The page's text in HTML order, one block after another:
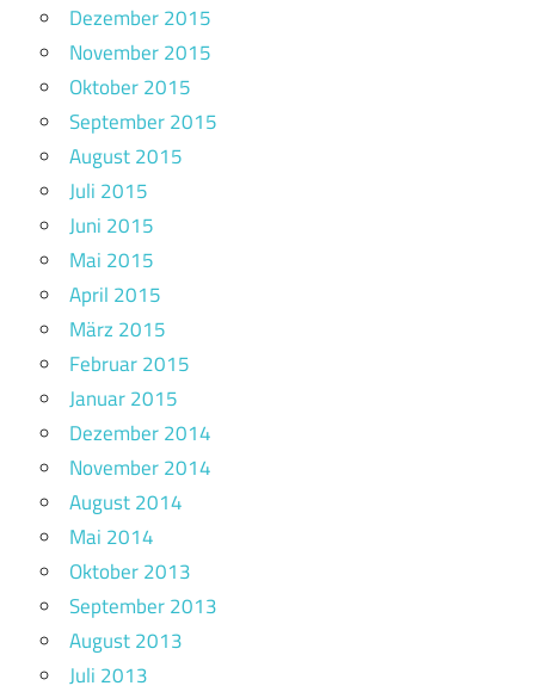
Dezember 2015
November 2015
Oktober 2015
September 2015
August 2015
Juli 2015
Juni 2015
Mai 2015
April 2015
März 2015
Februar 2015
Januar 2015
Dezember 2014
November 2014
August 2014
Mai 2014
Oktober 2013
September 2013
August 2013
Juli 2013